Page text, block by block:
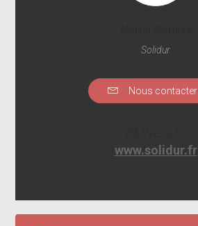
Solidur
Nous contacter
www.solidur.fr